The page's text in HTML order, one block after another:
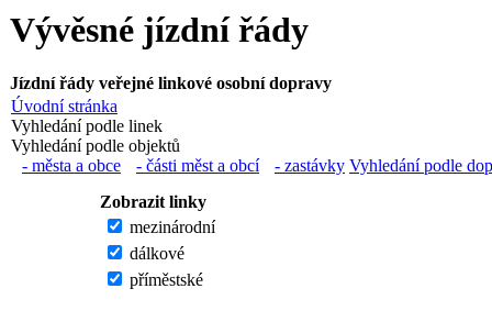
Vývěsné jízdní řády
Jízdní řády veřejné linkové osobní dopravy
Úvodní stránka
Vyhledání podle linek
Vyhledání podle objektů
- města a obce
- části měst a obcí - zastávky Vyhledání podle
Zobrazit linky
mezinárodní
dálkové
příměstské